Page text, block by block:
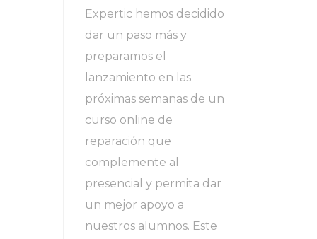
Expertic hemos decidido
dar un paso más y
preparamos el
lanzamiento en las
próximas semanas de un
curso online de
reparación que
complemente al
presencial y permita dar
un mejor apoyo a
nuestros alumnos. Este